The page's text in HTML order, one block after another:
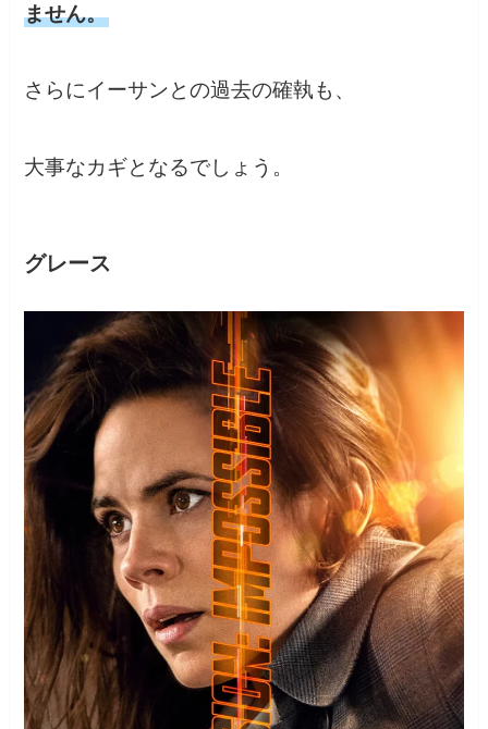
ません。
さらにイーサンとの過去の確執も、
大事なカギとなるでしょう。
グレース